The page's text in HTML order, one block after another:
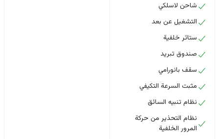
شاحن لاسلكي
التشغيل عن بعد
ستائر خلفية
صندوق تبريد
سقف بانورامي
مثبت السرعة التكيفي
نظام تنبيه السائق
نظام التحذير من حركة
المرور الخلفية